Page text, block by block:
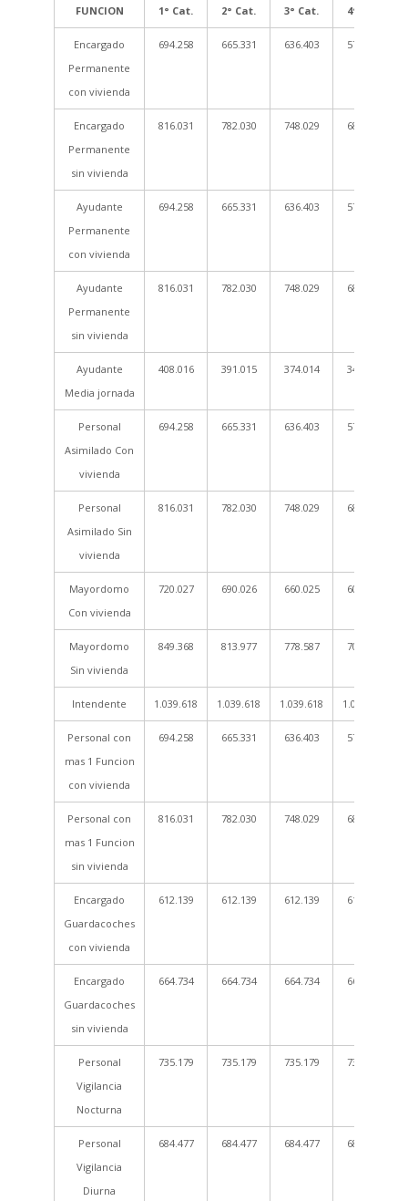
FUNCION 1° Cat. 2° Cat. 3° Cat. 4° Cat.
Encargado
Permanente
con vivienda
694.258 665.331 636.403 578.549
Encargado
Permanente
sin vivienda
816.031 782.030 748.029 680.026
Ayudante
Permanente
con vivienda
694.258 665.331 636.403 578.549
Ayudante
Permanente
sin vivienda
816.031 782.030 748.029 680.026
Ayudante
Media jornada
408.016 391.015 374.014 340.013
Personal
Asimilado Con
vivienda
694.258 665.331 636.403 578.549
Personal
Asimilado Sin
vivienda
816.031 782.030 748.029 680.026
Mayordomo
Con vivienda
720.027 690.026 660.025 600.023
Mayordomo
Sin vivienda
849.368 813.977 778.587 707.806
Intendente 1.039.618 1.039.618 1.039.618 1.039.618
Personal con
mas 1 Funcion
con vivienda
694.258 665.331 636.403 578.549
Personal con
mas 1 Funcion
sin vivienda
816.031 782.030 748.029 680.026
Encargado
Guardacoches
con vivienda
612.139 612.139 612.139 612.139
Encargado
Guardacoches
sin vivienda
664.734 664.734 664.734 664.734
Personal
Vigilancia
Nocturna
735.179 735.179 735.179 735.179
Personal
Vigilancia
Diurna
684.477 684.477 684.477 684.477